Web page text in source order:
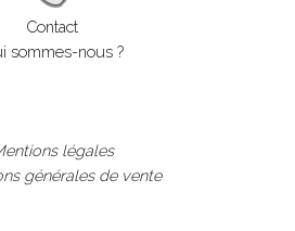
Contact
sommes-nous ?
légales
générales de vente